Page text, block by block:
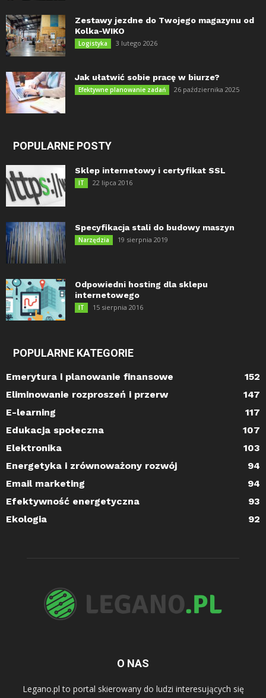
Zestawy jezdne do Twojego magazynu od
Kolka-WIKO
Logistyka 3 lutego 2026
Jak ułatwić sobie pracę w biurze?
Efektywne planowanie zadań 26 października 2025
POPULARNE POSTY
Sklep internetowy i certyfikat SSL
IT 22 lipca 2016
Specyfikacja stali do budowy maszyn
Narzędzia 19 sierpnia 2019
Odpowiedni hosting dla sklepu
internetowego
IT 15 sierpnia 2016
POPULARNE KATEGORIE
Emerytura i planowanie finansowe
152
Eliminowanie rozproszeń i przerw
147
E-learning
117
Edukacja społeczna
107
Elektronika
103
Energetyka i zrównoważony rozwój
94
Email marketing
94
Efektywność energetyczna
93
Ekologia
92
O NAS
Legano.pl to portal skierowany do ludzi interesujących się